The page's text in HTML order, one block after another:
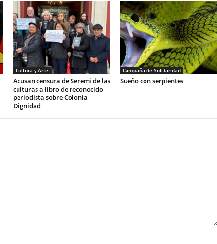
Cultura y Arte
Acusan censura de Seremi de las
culturas a libro de reconocido
periodista sobre Colonia
Dignidad
Campaña de Solidaridad
Sueño con serpientes